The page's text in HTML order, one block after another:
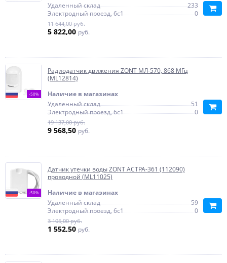
Удаленный склад
233
Электродный проезд, 6с1
0
11 644,00 руб.
5 822,00 руб.
-50%
Радиодатчик движения ZONT МЛ-570, 868 МГц
(ML12814)
Наличие в магазинах
Удаленный склад
51
Электродный проезд, 6с1
0
19 137,00 руб.
9 568,50 руб.
-50%
Датчик утечки воды ZONT АСТРА-361 (112090)
проводной (ML11025)
Наличие в магазинах
Удаленный склад
59
Электродный проезд, 6с1
0
3 105,00 руб.
1 552,50 руб.